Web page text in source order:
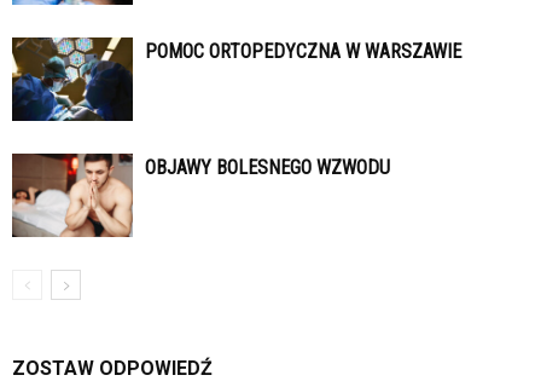
POMOC ORTOPEDYCZNA W WARSZAWIE
OBJAWY BOLESNEGO WZWODU
ZOSTAW ODPOWIEDŹ